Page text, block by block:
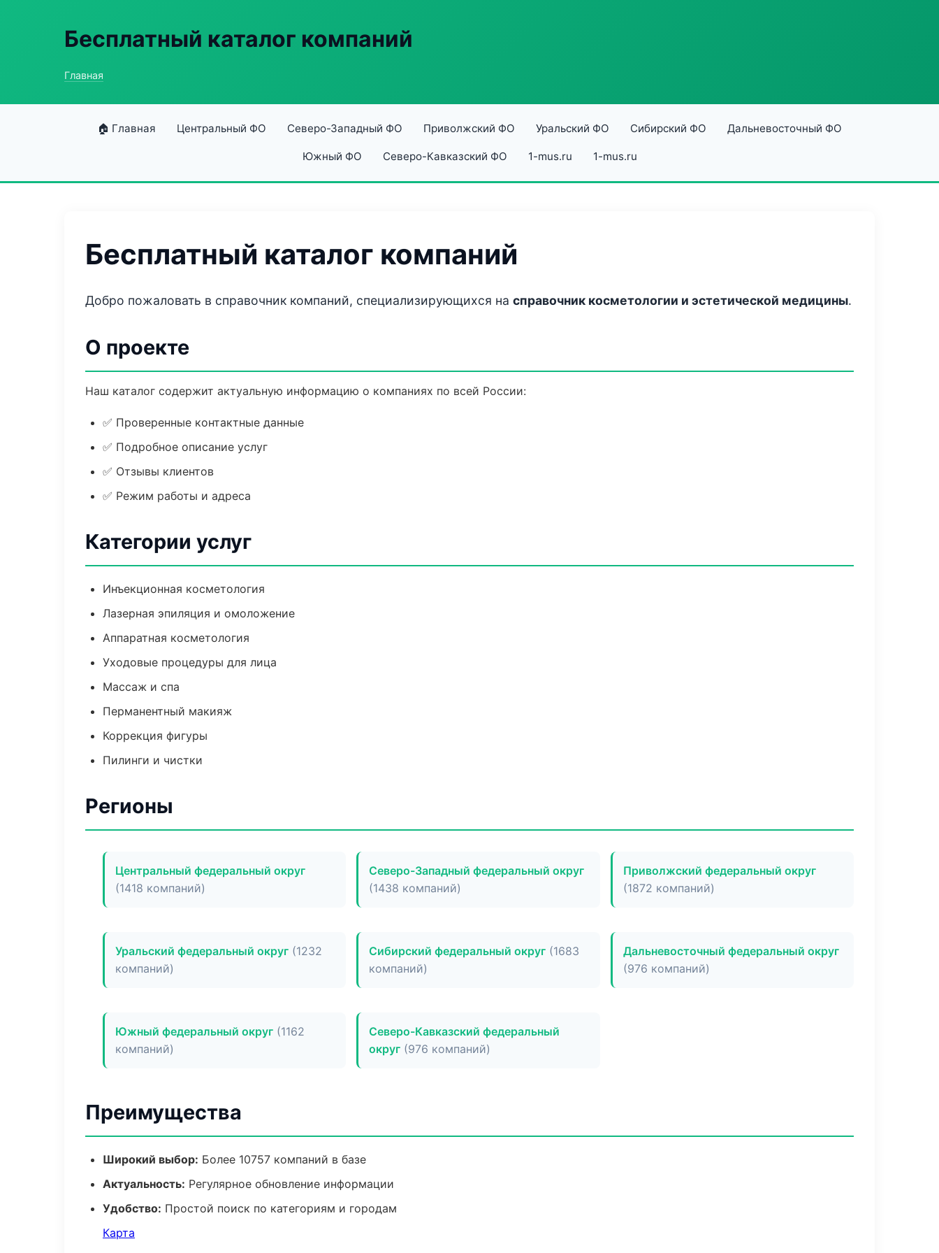
Бесплатный каталог компаний
Главная
🏠 Главная Центральный ФО Северо-Западный ФО Приволжский ФО Уральский ФО Сибирский ФО Дальневосточный ФО
Южный ФО Северо-Кавказский ФО 1-mus.ru 1-mus.ru
Бесплатный каталог компаний
Добро пожаловать в справочник компаний, специализирующихся на справочник косметологии и эстетической медицины.
О проекте
Наш каталог содержит актуальную информацию о компаниях по всей России:
✅ Проверенные контактные данные
✅ Подробное описание услуг
✅ Отзывы клиентов
✅ Режим работы и адреса
Категории услуг
Инъекционная косметология
Лазерная эпиляция и омоложение
Аппаратная косметология
Уходовые процедуры для лица
Массаж и спа
Перманентный макияж
Коррекция фигуры
Пилинги и чистки
Регионы
Центральный федеральный округ
(1418 компаний)
Северо-Западный федеральный округ
(1438 компаний)
Приволжский федеральный округ
(1872 компаний)
Уральский федеральный округ (1232
компаний)
Сибирский федеральный округ (1683
компаний)
Дальневосточный федеральный округ
(976 компаний)
Южный федеральный округ (1162
компаний)
Северо-Кавказский федеральный
округ (976 компаний)
Преимущества
Широкий выбор: Более 10757 компаний в базе
Актуальность: Регулярное обновление информации
Удобство: Простой поиск по категориям и городам
Карта